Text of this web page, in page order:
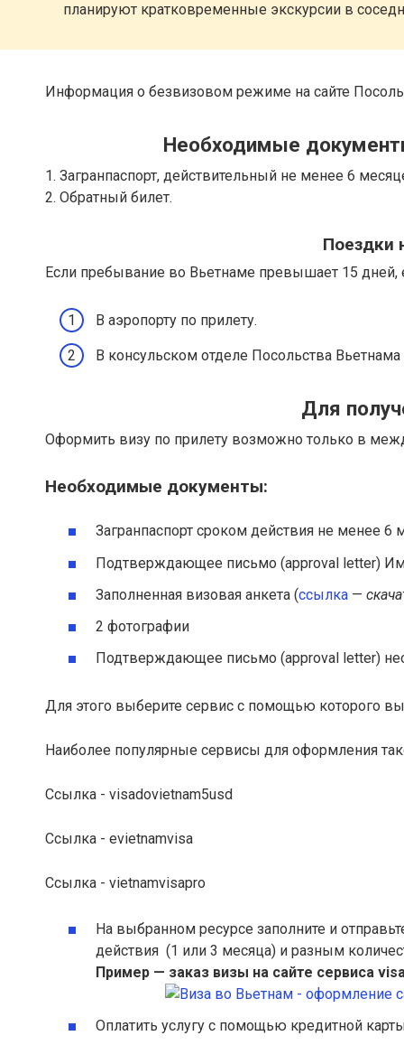
планируют кратковременные экскурсии в
Информация о безвизовом режиме на сайте
Необходимые
1. Загранпаспорт, действительный не менее 6
2. Обратный билет.
Поездки
Если пребывание во Вьетнаме превышает 15 дней,
В аэропорту по прилету.
В консульском отделе Посольства
Для
Оформить визу по прилету возможно только в
Необходимые документы:
Загранпаспорт сроком действия не менее
Подтверждающее письмо (approval letter)
Заполненная визовая анкета (ссылка —
2 фотографии
Подтверждающее письмо (approval letter)
Для этого выберите сервис с помощью которого
Наиболее популярные сервисы для оформления
Ссылка - visadovietnam5usd
Ссылка - evietnamvisa
Ссылка - vietnamvisapro
На выбранном ресурсе заполните и
действия (1 или 3 месяца) и разным
Пример — заказ визы на сайте сервиса
Оплатить услугу с помощью кредитной